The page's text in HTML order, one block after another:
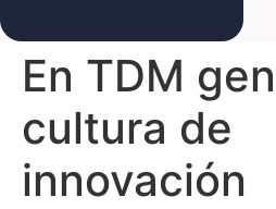
En TDM
cultura de
innovación